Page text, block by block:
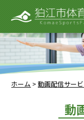
ホーム >動画配信サー
動